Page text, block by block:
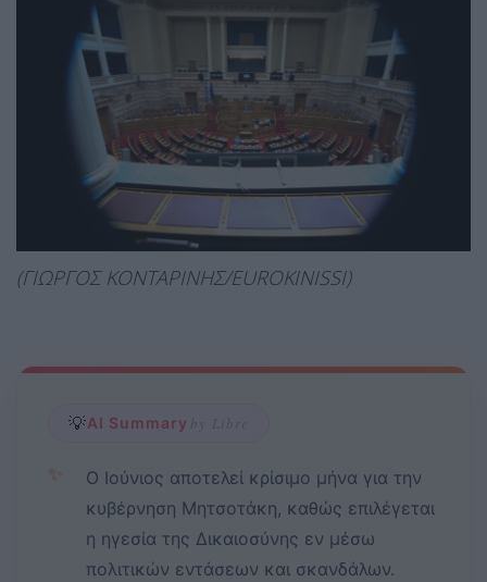
(ΓΙΩΡΓΟΣ ΚΟΝΤΑΡΙΝΗΣ/EUROKINISSI)
💡AI Summary by Libre
✨
Ο Ιούνιος αποτελεί κρίσιμο μήνα για την
κυβέρνηση Μητσοτάκη, καθώς επιλέγεται
η ηγεσία της Δικαιοσύνης εν μέσω
πολιτικών εντάσεων και σκανδάλων.